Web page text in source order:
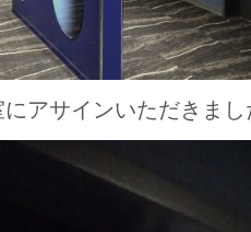
アサインいただきまし